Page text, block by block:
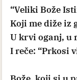
“Veliki Bože
Koji me diže iz
U krvi oganj, u
I reče: “Prkosi